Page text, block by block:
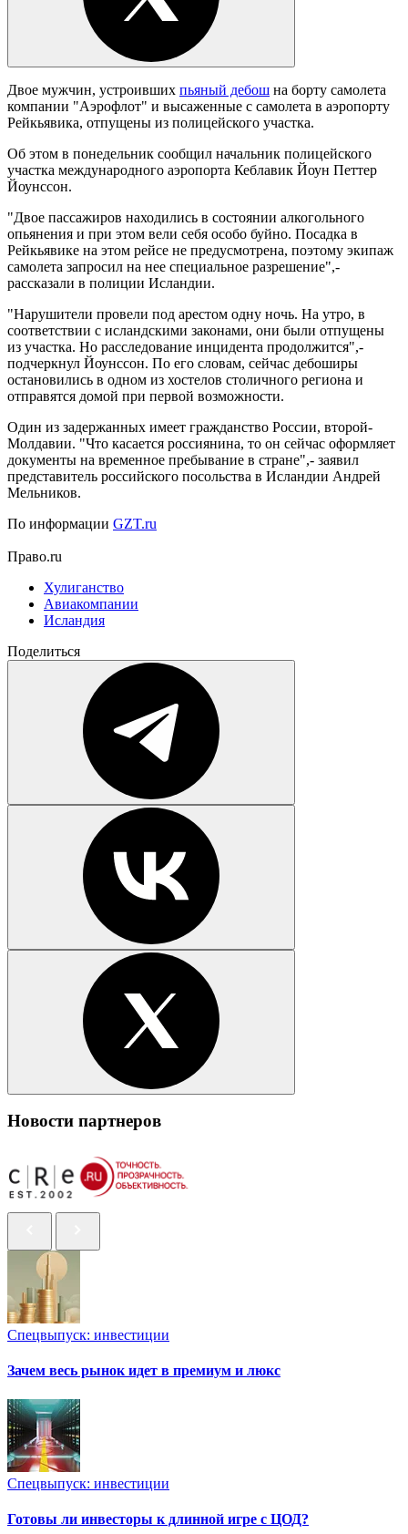
Двое мужчин, устроивших пьяный дебош на борту самолета
компании "Аэрофлот" и высаженные с самолета в аэропорту
Рейкьявика, отпущены из полицейского участка.
Об этом в понедельник сообщил начальник полицейского
участка международного аэропорта Кеблавик Йоун Петтер
Йоунссон.
"Двое пассажиров находились в состоянии алкогольного
опьянения и при этом вели себя особо буйно. Посадка в
Рейкьявике на этом рейсе не предусмотрена, поэтому экипаж
самолета запросил на нее специальное разрешение",-
рассказали в полиции Исландии.
"Нарушители провели под арестом одну ночь. На утро, в
соответствии с исландскими законами, они были отпущены
из участка. Но расследование инцидента продолжится",-
подчеркнул Йоунссон. По его словам, сейчас дебоширы
остановились в одном из хостелов столичного региона и
отправятся домой при первой возможности.
Один из задержанных имеет гражданство России, второй-
Молдавии. "Что касается россиянина, то он сейчас оформляет
документы на временное пребывание в стране",- заявил
представитель российского посольства в Исландии Андрей
Мельников.
По информации GZT.ru
Право.ru
Хулиганство
Авиакомпании
Исландия
Поделиться
Новости партнеров
Спецвыпуск: инвестиции
Зачем весь рынок идет в премиум и люкс
Спецвыпуск: инвестиции
Готовы ли инвесторы к длинной игре с ЦОД?